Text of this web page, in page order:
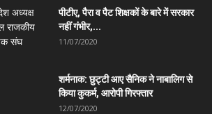
पीटीए, पैरा व पैट शिक्षकों के बारे में सरकार
नहीं गंभीर,...
11/07/2020
शर्मनाक: छुट्टी आए सैनिक ने नाबालिग से
किया कुकर्म, आरोपी गिरफ्तार
12/07/2020